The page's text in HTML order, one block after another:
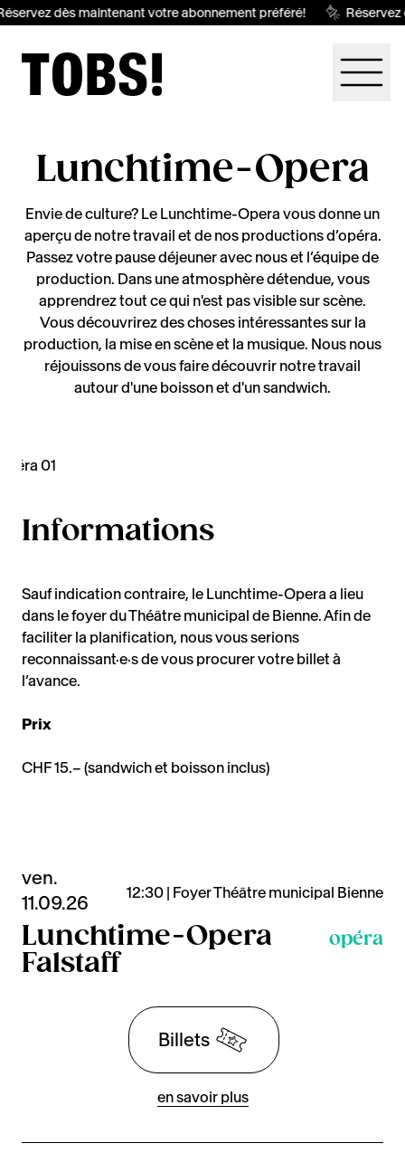
dès maintenant votre abonnement préféré!
Lunchtime-Opera
Envie de culture? Le Lunchtime-Opera vous donne un
aperçu de notre travail et de nos productions d’opéra.
Passez votre pause déjeuner avec nous et l’équipe de
production. Dans une atmosphère détendue, vous
apprendrez tout ce qui n'est pas visible sur scène.
Vous découvrirez des choses intéressantes sur la
production, la mise en scène et la musique. Nous nous
réjouissons de vous faire découvrir notre travail
autour d'une boisson et d'un sandwich.
Informations
Sauf indication contraire, le Lunchtime-Opera a lieu
dans le foyer du Théâtre municipal de Bienne. Afin de
faciliter la planification, nous vous serions
reconnaissant·e·s de vous procurer votre billet à
l’avance.
Prix
CHF 15.– (sandwich et boisson inclus)
ven.
11.09.26
12:30 | Foyer Théâtre municipal Bienne
Lunchtime-Opera
Falstaff
opéra
Billets
en savoir plus